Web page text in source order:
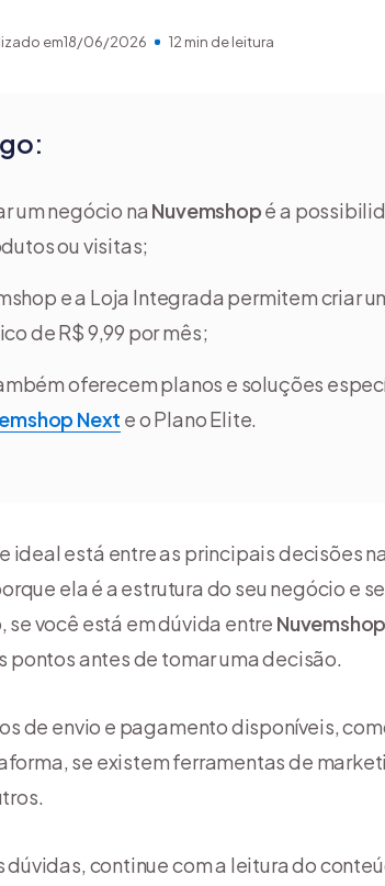
em18/06/2026 12 min de leitura
um negócio na Nuvemshopé a
ou visitas;
e a Loja Integrada permitem criar
de R$ 9,99 por mês;
oferecem planos e soluções
Next e o Plano Elite.
está entre as principais decisões
ela é a estrutura do seu negócio e
se você está em dúvida entre Nuvemshop
pontos antes de tomar uma decisão.
de envio e pagamento disponíveis,
se existem ferramentas de
continue com a leitura do